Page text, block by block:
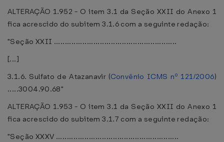
ALTERAÇÃO 1.952 - O item 3.1 da Seção XXII do Anexo 1
fica acrescido do subitem 3.1.6 com a seguinte redação:
"Seção XXII ........................................................
[...]
3.1.6. Sulfato de Atazanavir (Convênio ICMS nº 121/2006)
.....3004.90.68"
ALTERAÇÃO 1.953 - O item 3.1 da Seção XXII do Anexo 1
fica acrescido do subitem 3.1.7 com a seguinte redação:
"Seção XXXV ........................................................